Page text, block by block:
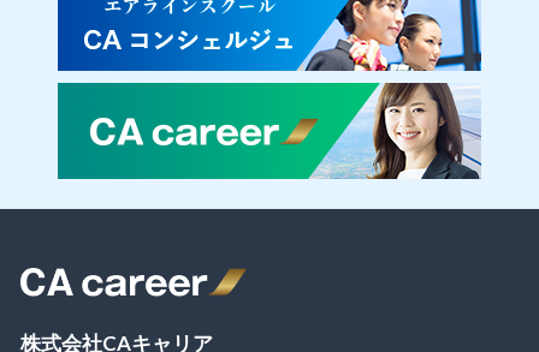
株式会社CAキャリア